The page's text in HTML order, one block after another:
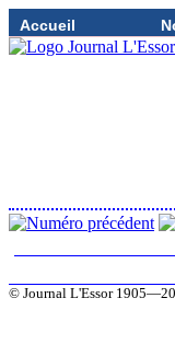
Accueil
© Journal L'Essor